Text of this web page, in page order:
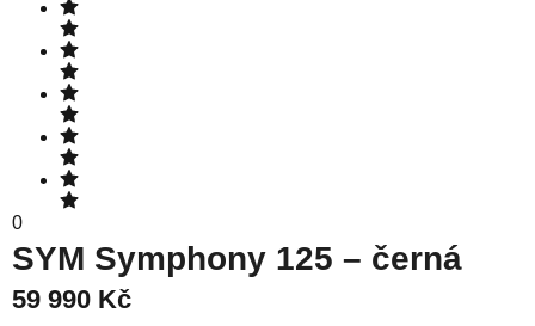
0
SYM Symphony 125 – černá
59 990 Kč